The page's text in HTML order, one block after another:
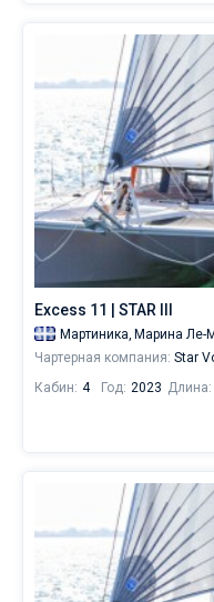
Excess 11 | STAR III
Мартиника, Марина Ле-
Чартерная компания: Star
Кабин: 4 Год: 2023 Длина: